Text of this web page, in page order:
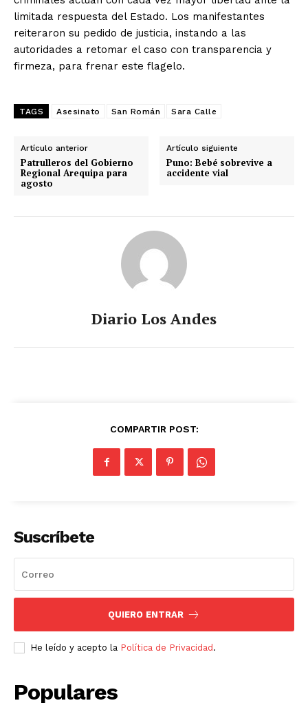
limitada respuesta del Estado. Los manifestantes
reiteraron su pedido de justicia, instando a las
autoridades a retomar el caso con transparencia y
firmeza, para frenar este flagelo.
TAGS Asesinato San Román Sara Calle
Artículo anterior
Patrulleros del Gobierno
Regional Arequipa para
agosto
Artículo siguiente
Puno: Bebé sobrevive a
accidente vial
Diario Los Andes
COMPARTIR POST:
Suscríbete
QUIERO ENTRAR
He leído y acepto la Política de Privacidad .
Populares